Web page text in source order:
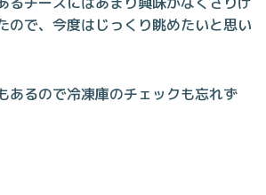
ので、今度はじっくり眺めたいと思い
あるので冷凍庫のチェックも忘れず